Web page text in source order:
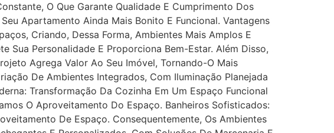
O Que Garante Qualidade E Cumprimento Dos
Apartamento Ainda Mais Bonito E Funcional. Vantagens
Criando, Dessa Forma, Ambientes Mais Amplos E
Sua Personalidade E Proporciona Bem-Estar. Além Disso,
Agrega Valor Ao Seu Imóvel, Tornando-O Mais
De Ambientes Integrados, Com Iluminação Planejada
Transformação Da Cozinha Em Um Espaço Funcional
O Aproveitamento Do Espaço. Banheiros Sofisticados:
De Espaço. Consequentemente, Os Ambientes